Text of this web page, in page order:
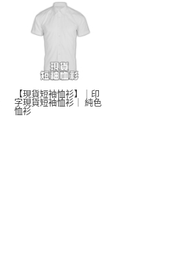
【現貨短袖恤衫】｜印
字現貨短袖恤衫｜ 純色
恤衫